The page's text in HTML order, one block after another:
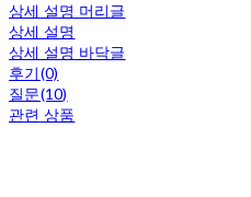
상세 설명 머리글
상세 설명
상세 설명 바닥글
후기(0)
질문(10)
관련 상품